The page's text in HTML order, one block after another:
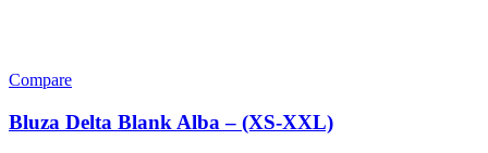
Compare
Bluza Delta Blank Alba – (XS-XXL)